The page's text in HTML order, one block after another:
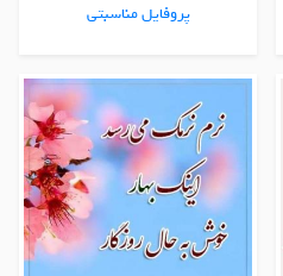
پروفایل مناسبتی